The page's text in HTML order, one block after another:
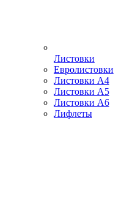
Листовки
Евролистовки
Листовки А4
Листовки А5
Листовки А6
Лифлеты